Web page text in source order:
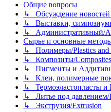
Общие вопросы
↳ Обсуждение новостей
↳ Выставки,
↳ Административный/
Сырье и основные
↳ Полимеры/Plastics and
↳ Композиты/Сomposites
↳ Пигменты и Аддитивы
↳ Клеи, полимерные
↳ Термоэластопласты и
↳ Литье под давлением/
↳ Экструзия/Extrusion